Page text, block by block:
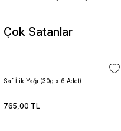
Çok Satanlar
Sepete Ekle
Saf İlik Yağı (30g x 6 Adet)
765,00 TL